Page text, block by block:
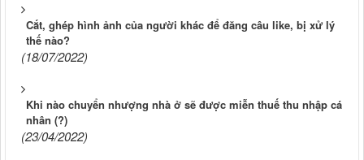
Cắt, ghép hình ảnh của người khác để đăng câu like, bị xử lý
thế nào?
(18/07/2022)
Khi nào chuyển nhượng nhà ở sẽ được miễn thuế thu nhập cá
nhân (?)
(23/04/2022)